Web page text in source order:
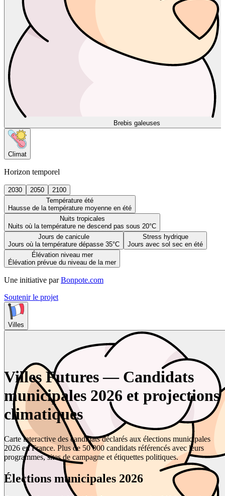
Brebis galeuses
Climat
Horizon temporel
2030 2050
2100
Température été
Hausse de la température moyenne en été
Nuits tropicales
Nuits où la température ne descend pas sous 20°C
Jours de canicule
Jours où la température dépasse 35°C
Stress hydrique
Jours avec sol sec en été
Élévation niveau mer
Élévation prévue du niveau de la mer
Une initiative par Bonpote.com
Soutenir le projet
Villes
Villes Futures — Candidats
municipales 2026 et projections
climatiques
Carte interactive des candidats déclarés aux élections municipales
2026 en France. Plus de 50 000 candidats référencés avec leurs
programmes, sites de campagne et étiquettes politiques.
Élections municipales 2026